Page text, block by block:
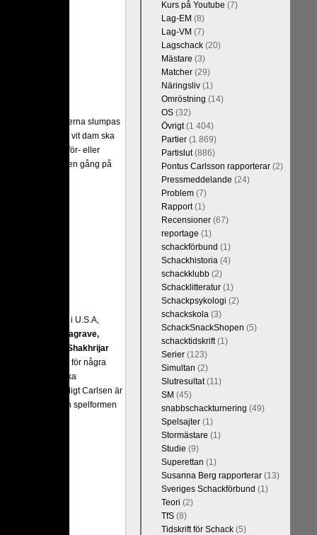
där pjäserna slumpas
är bestämt att vit dam ska
alternativet har för- eller
varianter. Rösta en gång på
är den starkaste i U.S.A,
Vachier-Lagrave,
Sergej Karjakin-Shakhrijar
som spelades för några
och undvika
schack. Enligt Carlsen är
skulle ha lyft den spelformen
Kurs på Youtube (7)
Lag-EM (8)
Lag-VM (7)
Lagschack(20)
Mästare (3)
Matcher(29)
Näringsliv(1)
Omröstning (14)
OS(32)
Övrigt(1 404)
Partier(1 869)
Partislut(886)
Pontus Carlsson rapporterar(2)
Pressmeddelande (24)
Problem(7)
Rapport(1)
Recensioner(67)
reportage (1)
schackförbund (1)
Schackhistoria(4)
schackklubb(2)
Schacklitteratur(1)
Schackpsykologi (2)
schackskola(3)
SchackSnackShopen (5)
schacktidskrift(1)
Serier(123)
Simultan (2)
Slutresultat(11)
SM (45)
snabbschackturnering (49)
Spelsajter(1)
Stormästare (1)
Studie (9)
Superettan (1)
Susanna Berg rapporterar(13)
Sveriges Schackförbund (1)
Teori (2)
TfS(8)
Tidskrift för Schack(5)